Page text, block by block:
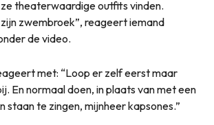
theaterwaardige outfits vinden.
zwembroek”, reageert iemand
de video.
met: “Loop er zelf eerst maar
En normaal doen, in plaats van met een
staan te zingen, mijnheer kapsones.”